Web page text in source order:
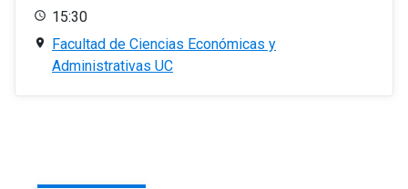
15:30
Facultad de Ciencias Económicas y
Administrativas UC